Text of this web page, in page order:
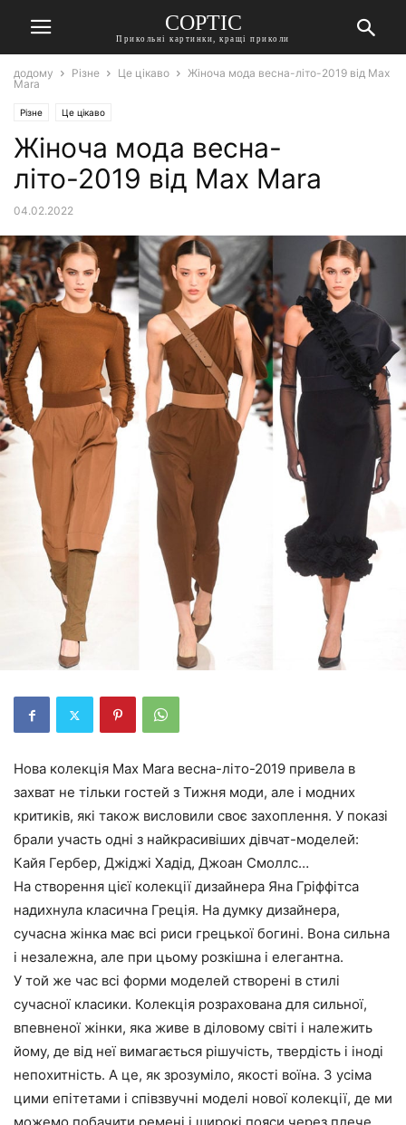
СОРТІС
Прикольні картинки, кращі приколи
додому Різне Це цікаво
Жіноча мода весна-літо-2019 від Max
Mara
Різне Це цікаво
Жіноча мода весна-
літо-2019 від Max Mara
04.02.2022
Нова колекція Max Mara весна-літо-2019 привела в
захват не тільки гостей з Тижня моди, але і модних
критиків, які також висловили своє захоплення. У показі
брали участь одні з найкрасивіших дівчат-моделей:
Кайя Гербер, Джіджі Хадід, Джоан Смоллс…
На створення цієї колекції дизайнера Яна Гріффітса
надихнула класична Греція. На думку дизайнера,
сучасна жінка має всі риси грецької богині. Вона сильна
і незалежна, але при цьому розкішна і елегантна.
У той же час всі форми моделей створені в стилі
сучасної класики. Колекція розрахована для сильної,
впевненої жінки, яка живе в діловому світі і належить
йому, де від неї вимагається рішучість, твердість і іноді
непохитність. А це, як зрозуміло, якості воїна. З усіма
цими епітетами і співзвучні моделі нової колекції, де ми